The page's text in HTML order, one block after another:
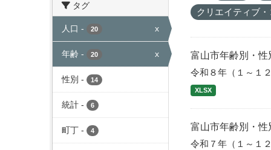
タグ
人口 - 20 x
年齢 - 20 x
性別 - 14
統計 - 6
町丁 - 4
クリエイティブ
富山市年齢別・
令和８年（１～１
XLSX
富山市年齢別・
令和７年（１～１